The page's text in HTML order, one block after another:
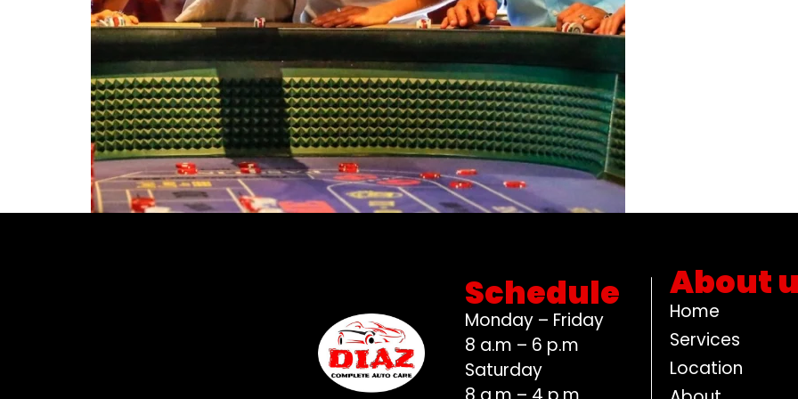
Schedule
Monday – Friday
8 a.m – 6 p.m
Saturday
About
Home
Services
Location